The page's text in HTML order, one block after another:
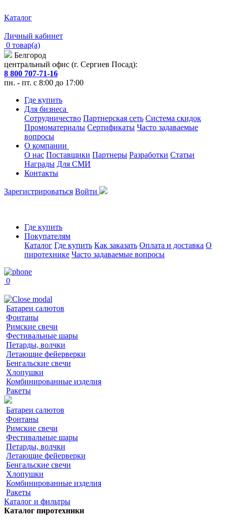
Каталог
Личный кабинет
0 товар(а)
Белгород
центральный офис (г. Сергиев Посад):
8 800 707-71-16
пн. - пт. с 8:00 до 17:00
Где купить
Для бизнеса
Сотрудничество Партнерская сеть Система скидок
Промоматериалы Сертификаты Часто задаваемые
вопросы
О компании
О нас Поставщики Партнеры Разработки Статьи
Награды Для СМИ
Контакты
Зарегистрироваться Войти
Где купить
Покупателям
Каталог Где купить Как заказать Оплата и доставка О
пиротехнике Часто задаваемые вопросы
0
Батареи салютов
Фонтаны
Римские свечи
Фестивальные шары
Петарды, волчки
Летающие фейерверки
Бенгальские свечи
Хлопушки
Комбинированные изделия
Ракеты
Батареи салютов
Фонтаны
Римские свечи
Фестивальные шары
Петарды, волчки
Летающие фейерверки
Бенгальские свечи
Хлопушки
Комбинированные изделия
Ракеты
Каталог и фильтры
Каталог пиротехники